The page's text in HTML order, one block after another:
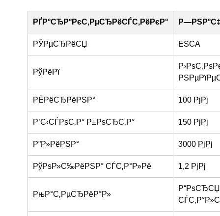
РҐР°СЂР°РєС‚РµСЂРёСЃС‚РёРєР°
РЎРµСЂРёСЏ ESCA
РўРёРї
РЁРёСЂРёРЅР° 100 РјРј
Р’С‹СЃРѕС‚Р° Р±РѕСЂС‚Р° 150 РјРј
Р”Р»РёРЅР° 3000 РјРј
РўРѕР»С‰РёРЅР° СЃС‚Р°Р»Рё 1,2 РјРј
РњР°С‚РµСЂРёР°Р»